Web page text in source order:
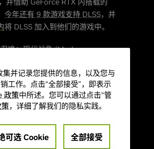
今年还有 9 款游戏支持 DLSS，并
将 DLSS 加入到他们的游戏中。
唤：现代战争 (Modern
War Zone)”是全球广受欢迎的
更加流畅，并有足够的空间来实现
支持 DLSS，而目前已经有 40 多
并记录您提供的信息，以及您与
工作。点击“全部接受”，即表示
政策中所述。您可以通过点击“管
策，详细了解我们的隐私实践。
可选 Cookie 全部接受